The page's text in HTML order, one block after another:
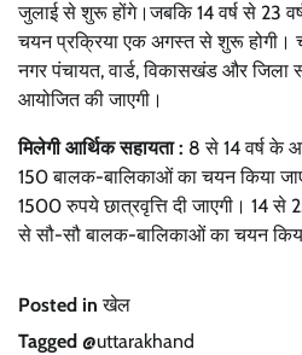
जुलाई से शुरू होंगे।जबकि 14 वर्ष से 23
चयन प्रक्रिया एक अगस्त से शुरू होगी।
नगर पंचायत, वार्ड, विकासखंड और जिला
आयोजित की जाएगी।
मिलेगी आर्थिक सहायता : 8 से 14 वर्ष के
150 बालक-बालिकाओं का चयन किया
1500 रुपये छात्रवृत्ति दी जाएगी। 14 से
से सौ-सौ बालक-बालिकाओं का चयन
Posted inखेल
Tagged @uttarakhand